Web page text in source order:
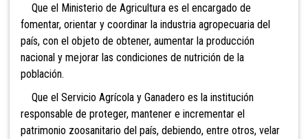
Que el Ministerio de Agricultura es el encargado de
fomentar, orientar y coordinar la industria agropecuaria del
país, con el objeto de obtener, aumentar la producción
nacional y mejorar las condiciones de nutrición de la
población.
Que el Servicio Agrícola y Ganadero es la institución
responsable de proteger, mantener e incrementar el
patrimonio zoosanitario del país, debiendo, entre otros, velar